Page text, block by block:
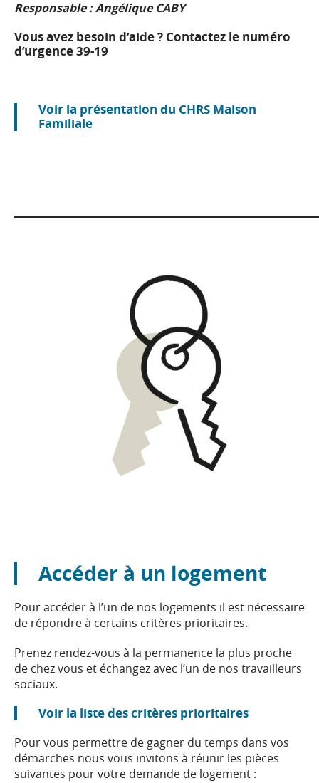
Responsable : Angélique CABY
Vous avez besoin d’aide ? Contactez le numéro
d’urgence39-19
Voir la présentation du CHRS Maison
Familiale
Accéder à un logement
Pour accéder à l’un de nos logements il est nécessaire
de répondre à certains critères prioritaires.
Prenez rendez-vous à la permanence la plus proche
de chez vous et échangez avec l’un de nos travailleurs
sociaux.
Voir la liste des critères prioritaires
Pour vous permettre de gagner du temps dans vos
démarches nous vous invitons à réunir les pièces
suivantes pour votre demande de logement :